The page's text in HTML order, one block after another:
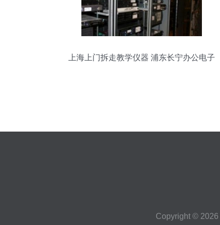
上海上门拆走教学仪器 浦东长宁办公电子
Copyright © 2026